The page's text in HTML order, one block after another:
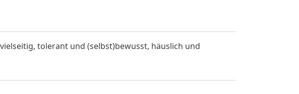
tolerant und (selbst)bewusst, häuslich und